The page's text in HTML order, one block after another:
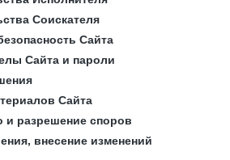
Соискателя
Сайта
Сайта и пароли
Сайта
разрешение споров
внесение изменений